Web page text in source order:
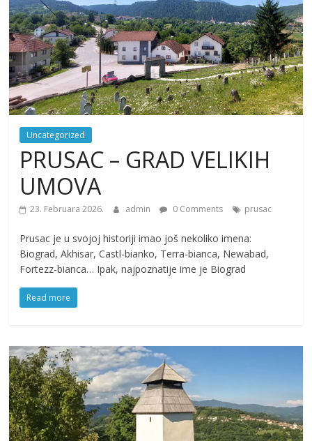
Uncategorized
PRUSAC – GRAD VELIKIH
UMOVA
23. Februara 2026. admin 0 Comments prusac
Prusac je u svojoj historiji imao još nekoliko imena:
Biograd, Akhisar, Castl-bianko, Terra-bianca, Newabad,
Fortezz-bianca… Ipak, najpoznatije ime je Biograd
Read more